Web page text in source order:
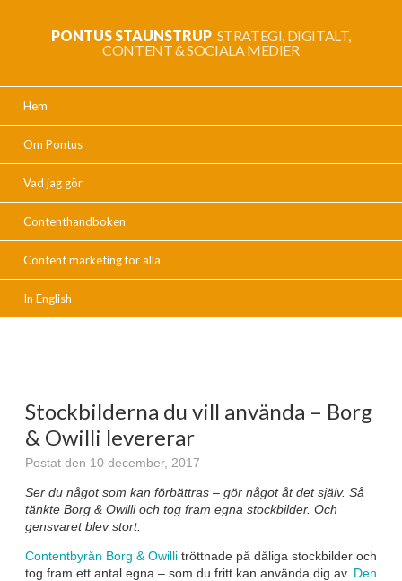
PONTUS STAUNSTRUP STRATEGI, DIGITALT,
CONTENT & SOCIALA MEDIER
Hem
Om Pontus
Vad jag gör
Contenthandboken
Content marketing för alla
In English
Stockbilderna du vill använda – Borg
& Owilli levererar
Postat den 10 december, 2017
Ser du något som kan förbättras – gör något åt det själv. Så
tänkte Borg & Owilli och tog fram egna stockbilder. Och
gensvaret blev stort.
Contentbyrån Borg & Owilli tröttnade på dåliga stockbilder och
tog fram ett antal egna – som du fritt kan använda dig av. Den